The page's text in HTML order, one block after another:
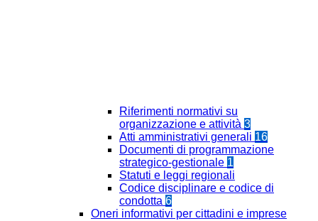
Riferimenti normativi su
organizzazione e attività 3
Atti amministrativi generali 16
Documenti di programmazione
strategico-gestionale 1
Statuti e leggi regionali
Codice disciplinare e codice di
condotta 6
Oneri informativi per cittadini e imprese